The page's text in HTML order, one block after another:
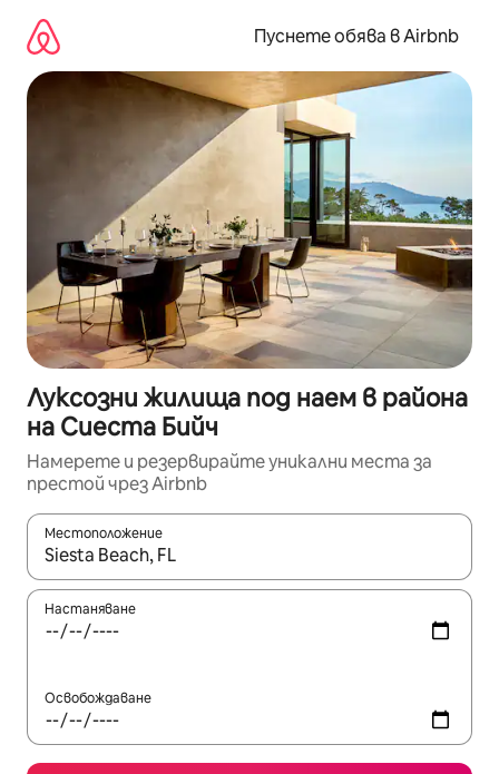
съдържанието
Пуснете обява в Airbnb
Луксозни жилища под наем в района
на Сиеста Бийч
Намерете и резервирайте уникални места за
престой чрез Airbnb
Местоположение
Когато резултатите се покажат, използвайте
Настаняване
Освобождаване